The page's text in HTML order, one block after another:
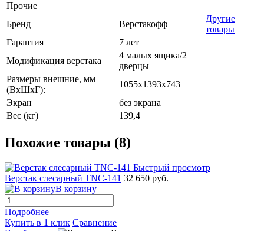
Прочие
Бренд
Верстакофф
Другие
товары
Гарантия
7 лет
Модификация верстака
4 малых ящика/2
дверцы
Размеры внешние, мм
(ВхШхГ):
1055x1393x743
Экран
без экрана
Вес (кг)
139,4
Похожие товары (8)
Быстрый просмотр
Верстак слесарный TNC-141 32 650 руб.
В корзину
Подробнее
Купить в 1 клик Сравнение